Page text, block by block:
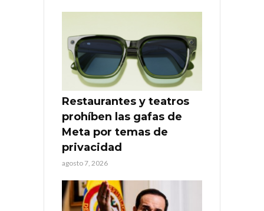
Restaurantes y teatros
prohíben las gafas de
Meta por temas de
privacidad
agosto 7, 2026